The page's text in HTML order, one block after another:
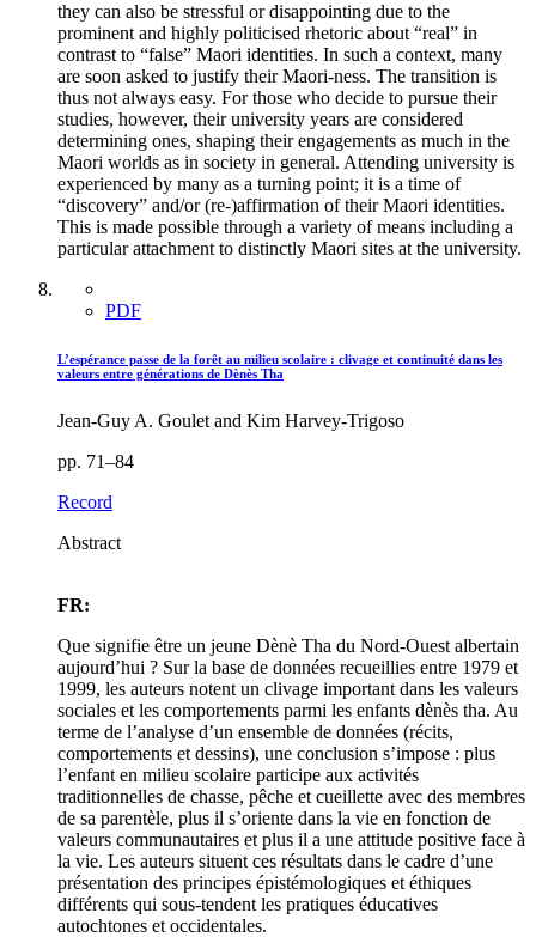
they can also be stressful or disappointing due to the
prominent and highly politicised rhetoric about “real” in
contrast to “false” Maori identities. In such a context, many
are soon asked to justify their Maori-ness. The transition is
thus not always easy. For those who decide to pursue their
studies, however, their university years are considered
determining ones, shaping their engagements as much in the
Maori worlds as in society in general. Attending university is
experienced by many as a turning point; it is a time of
“discovery” and/or (re-)affirmation of their Maori identities.
This is made possible through a variety of means including a
particular attachment to distinctly Maori sites at the university.
PDF
L’espérance passe de la forêt au milieu scolaire : clivage et continuité dans les
valeurs entre générations de Dènès Tha
Jean-Guy A. Goulet and Kim Harvey-Trigoso
pp. 71–84
Record
Abstract
FR:
Que signifie être un jeune Dènè Tha du Nord-Ouest albertain
aujourd’hui ? Sur la base de données recueillies entre 1979 et
1999, les auteurs notent un clivage important dans les valeurs
sociales et les comportements parmi les enfants dènès tha. Au
terme de l’analyse d’un ensemble de données (récits,
comportements et dessins), une conclusion s’impose : plus
l’enfant en milieu scolaire participe aux activités
traditionnelles de chasse, pêche et cueillette avec des membres
de sa parentèle, plus il s’oriente dans la vie en fonction de
valeurs communautaires et plus il a une attitude positive face à
la vie. Les auteurs situent ces résultats dans le cadre d’une
présentation des principes épistémologiques et éthiques
différents qui sous-tendent les pratiques éducatives
autochtones et occidentales.